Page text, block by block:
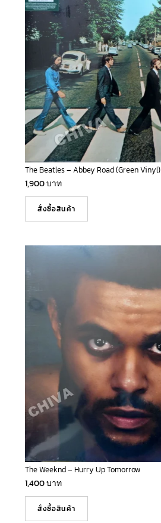
The Beatles – Abbey Road (Green Vinyl)
1,900บาท
สั่งซื้อสินค้า
The Weeknd – Hurry Up Tomorrow
1,400บาท
สั่งซื้อสินค้า